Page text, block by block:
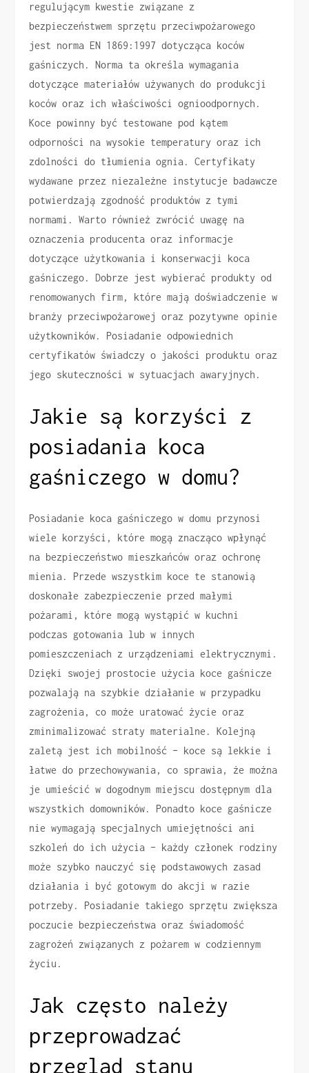
regulującym kwestie związane z
bezpieczeństwem sprzętu przeciwpożarowego
jest norma EN 1869:1997 dotycząca koców
gaśniczych. Norma ta określa wymagania
dotyczące materiałów używanych do produkcji
koców oraz ich właściwości ognioodpornych.
Koce powinny być testowane pod kątem
odporności na wysokie temperatury oraz ich
zdolności do tłumienia ognia. Certyfikaty
wydawane przez niezależne instytucje badawcze
potwierdzają zgodność produktów z tymi
normami. Warto również zwrócić uwagę na
oznaczenia producenta oraz informacje
dotyczące użytkowania i konserwacji koca
gaśniczego. Dobrze jest wybierać produkty od
renomowanych firm, które mają doświadczenie w
branży przeciwpożarowej oraz pozytywne opinie
użytkowników. Posiadanie odpowiednich
certyfikatów świadczy o jakości produktu oraz
jego skuteczności w sytuacjach awaryjnych.
Jakie są korzyści z
posiadania koca
gaśniczego w domu?
Posiadanie koca gaśniczego w domu przynosi
wiele korzyści, które mogą znacząco wpłynąć
na bezpieczeństwo mieszkańców oraz ochronę
mienia. Przede wszystkim koce te stanowią
doskonałe zabezpieczenie przed małymi
pożarami, które mogą wystąpić w kuchni
podczas gotowania lub w innych
pomieszczeniach z urządzeniami elektrycznymi.
Dzięki swojej prostocie użycia koce gaśnicze
pozwalają na szybkie działanie w przypadku
zagrożenia, co może uratować życie oraz
zminimalizować straty materialne. Kolejną
zaletą jest ich mobilność – koce są lekkie i
łatwe do przechowywania, co sprawia, że można
je umieścić w dogodnym miejscu dostępnym dla
wszystkich domowników. Ponadto koce gaśnicze
nie wymagają specjalnych umiejętności ani
szkoleń do ich użycia – każdy członek rodziny
może szybko nauczyć się podstawowych zasad
działania i być gotowym do akcji w razie
potrzeby. Posiadanie takiego sprzętu zwiększa
poczucie bezpieczeństwa oraz świadomość
zagrożeń związanych z pożarem w codziennym
życiu.
Jak często należy
przeprowadzać
przegląd stanu